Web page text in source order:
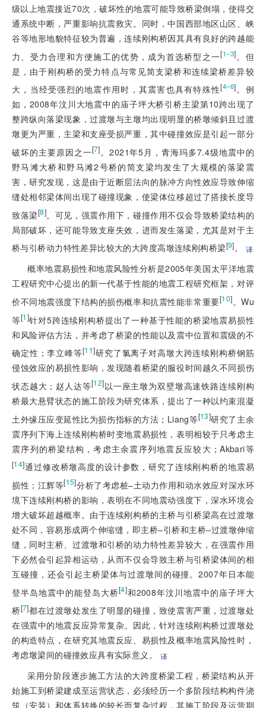
级以上地震接近70次，破坏性的地震可能导致桥梁倒塌，使得交
通系统中断，严重影响抗震救灾。同时，中国西部地区山区、峡
谷等地形地貌特征较为普遍，连续刚构桥因其具有良好的跨越能
力、受力合理和方便施工的优势，成为首选桥型之一[1–3]。但
是，由于刚构桥的受力特点与常见简支梁桥和连续梁桥差异较
大，当经受强烈的地震作用时，其震害也具有特殊性[4–6]。例
如，2008年汶川大地震中的庙子坪大桥引桥主梁第10跨出现了
整跨纵向落梁现象，过渡墩与主墩均出现明显的桥墩倾斜且过渡
墩更为严重，主梁和支座受损严重，其中碰撞效应是引起一部分
破坏的主要原因之一[7]。2021年5月，青海玛多7.4级地震中的
野马滩大桥和野马滩2号桥的简支梁均发生了大规模的落梁震
害，研究发现，这是由于近断层法向的脉冲方向性效应导致伸缩
缝处相邻梁体间出现了碰撞现象，使梁体位移超过了搭接长度导
致落梁[8]。可见，强震作用下，碰撞作用不仅会导致桥梁结构的
局部破坏，还可能导致支座失效，进而发生落梁，尤其是对于主
桥与引桥动力特性差异比较大的大跨度高墩连续刚构桥梁[9]。 译
概率地震易损性和地震风险性分析是2005年美国太平洋地震
工程研究中心提出的新一代基于性能的地震工程研究框架，对评
价不同地震强度下结构的损伤概率和抗震性能非常重要[10]。Wu
等[1]针对5跨连续刚构桥提出了一种基于性能的桥梁地震易损性
和风险评估方法，并考虑了桥梁的性能以及震中位置和震级的不
确定性；李立峰等[11]研究了氯离子对高墩大跨连续刚构桥钢筋
侵蚀效应的易损性影响，发现随着桥梁的服役时间越久不同损伤
状态越大；赵人达等[12]以一座主墩为双壁墩高速铁路连续刚构
桥最大悬臂状态的施工阶段为研究体系，提出了一种以约束混凝
土外缘压应变延性比为损伤指标的方法；Liang等[13]研究了主余
震序列下海上连续刚构桥时变地震易损性，表明相较于只考虑主
震序列的桥梁结构，考虑主余震序列地震反应较大；Akbari等
[14]通过修改桥墩高度的设计参数，研究了连续刚构桥的地震易
损性；江辉等[15]分析了考虑桩–土动力作用和动水效应对深水环
境下连续刚构桥的影响，表明在不同地震动强度下，深水环境会
增大破坏超越概率。由于连续刚构桥的主桥与引桥梁高在过渡墩
处不同，容易形成两个伸缩缝，即主桥–引桥和主桥–过渡墩伸缩
缝，同时主桥、过渡墩和引桥的动力特性差异较大，在强震作用
下必然会引起异相运动，从而不仅会导致主桥与引桥梁体间的相
互碰撞，还会引起主桥梁体与过渡墩间的碰撞。2007年日本能
登半岛地震中的能登岛大桥[4]和2008年汶川地震中的庙子坪大
桥[7]都在过渡墩处发生了明显的碰撞，致使震害严重，过渡墩处
在强震中的地震反应异常复杂。因此，针对连续刚构桥过渡墩处
的构造特点，在研究其地震反应、易损性及概率地震风险性时，
考虑墩梁间的碰撞效应具有实际意义。
译
采用分阶段逐步施工方法的大跨度桥梁工程，桥梁结构从开
始施工到桥梁建成至运营状态，必须经历一个多阶段结构构件浇
筑（安装）和体系转换的较长而复杂过程，其施工阶段及运营期